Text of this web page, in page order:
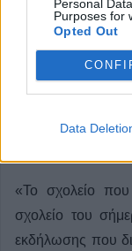
Personal
Purposes for
Opted Out
Data
Μ. Σιώκος:
σχολείων η
Δήμου
«Το σχολείο
σχολείο του
εκδήλωσης που